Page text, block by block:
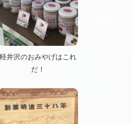
軽井沢のおみやげはこれ
だ！